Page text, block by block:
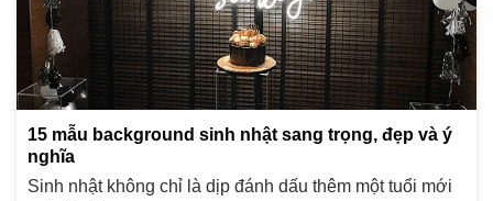
15 mẫu background sinh nhật sang trọng, đẹp và ý
nghĩa
Sinh nhật không chỉ là dịp đánh dấu thêm một tuổi mới